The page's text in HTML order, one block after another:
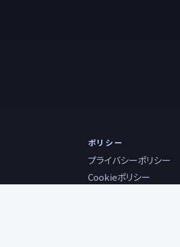
ポリシー
プライバシーポリシー
Cookieポリシー